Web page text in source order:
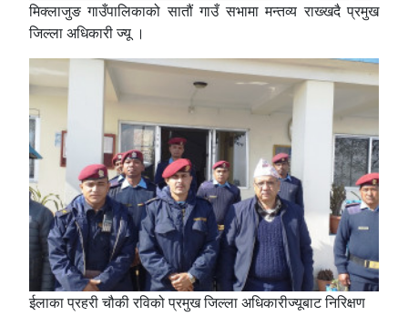
मिक्लाजुङ गाउँपालिकाको सातौं गाउँ सभामा मन्तव्य राख्खदै प्रमुख
जिल्ला अधिकारी ज्यू ।
ईलाका प्रहरी चौकी रविको प्रमुख जिल्ला अधिकारीज्यूबाट निरिक्षण